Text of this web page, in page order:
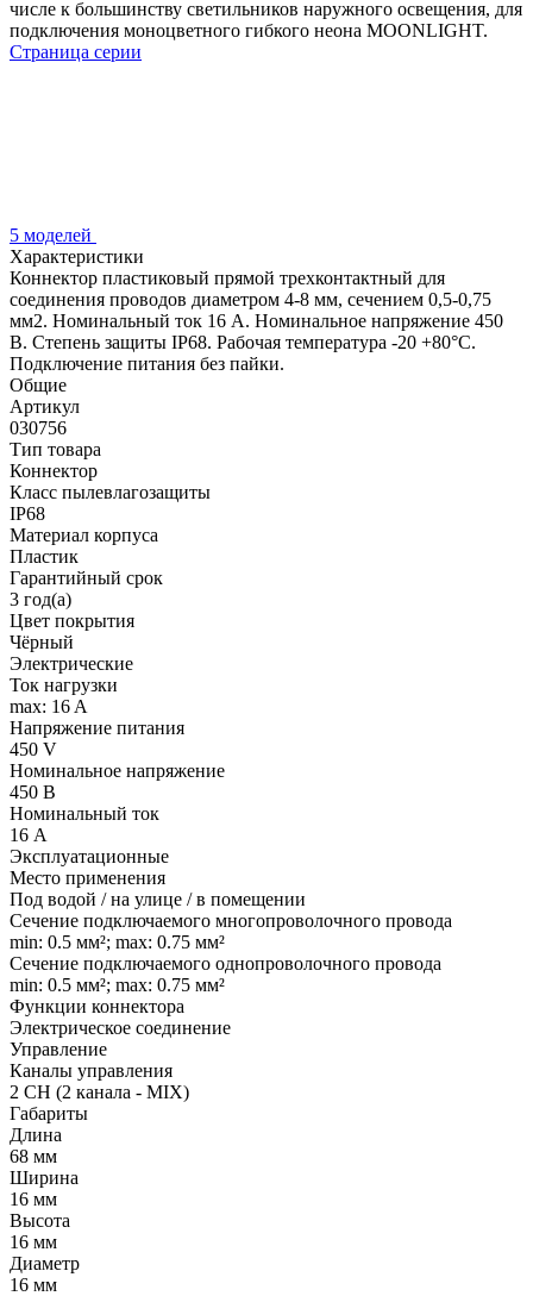
числе к большинству светильников наружного освещения, для
подключения моноцветного гибкого неона MOONLIGHT.
Страница серии
5 моделей
Характеристики
Коннектор пластиковый прямой трехконтактный для
соединения проводов диаметром 4-8 мм, сечением 0,5-0,75
мм2. Номинальный ток 16 А. Номинальное напряжение 450
В. Степень защиты IP68. Рабочая температура -20 +80°С.
Подключение питания без пайки.
Общие
Артикул
030756
Тип товара
Коннектор
Класс пылевлагозащиты
IP68
Материал корпуса
Пластик
Гарантийный срок
3 год(а)
Цвет покрытия
Чёрный
Электрические
Ток нагрузки
max: 16 A
Напряжение питания
450 V
Номинальное напряжение
450 В
Номинальный ток
16 А
Эксплуатационные
Место применения
Под водой / на улице / в помещении
Сечение подключаемого многопроволочного провода
min: 0.5 мм²; max: 0.75 мм²
Сечение подключаемого однопроволочного провода
min: 0.5 мм²; max: 0.75 мм²
Функции коннектора
Электрическое соединение
Управление
Каналы управления
2 CH (2 канала - MIX)
Габариты
Длина
68 мм
Ширина
16 мм
Высота
16 мм
Диаметр
16 мм